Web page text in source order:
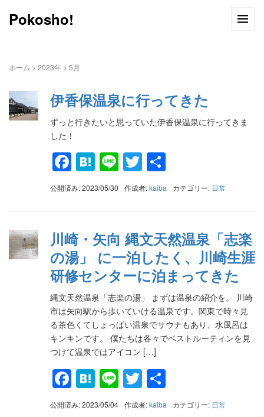
Pokosho!
ホーム > 2023年 > 5月
伊香保温泉に行ってきた
ずっと行きたいと思っていた伊香保温泉に行ってきま
した！
Facebook
Hatena
LineTwitter
有
公開済み: 2023/05/30 作成者:kaiba カテゴリー: 日常
川崎・矢向 縄文天然温泉「志楽
の湯」 に一泊したく、川崎生涯
研修センターに泊まってきた
縄文天然温泉「志楽の湯」 まずは温泉の紹介を。 川崎
市は矢向駅から歩いていける温泉です。関東で時々見
る茶色くてしょっぱい温泉でサウナもあり、水風呂は
キンキンです。 僕たちは各々でベストルーティンを見
つけて温泉ではアイコン […]
Facebook
Hatena
LineTwitter
有
公開済み: 2023/05/04 作成者:kaiba カテゴリー: 日常